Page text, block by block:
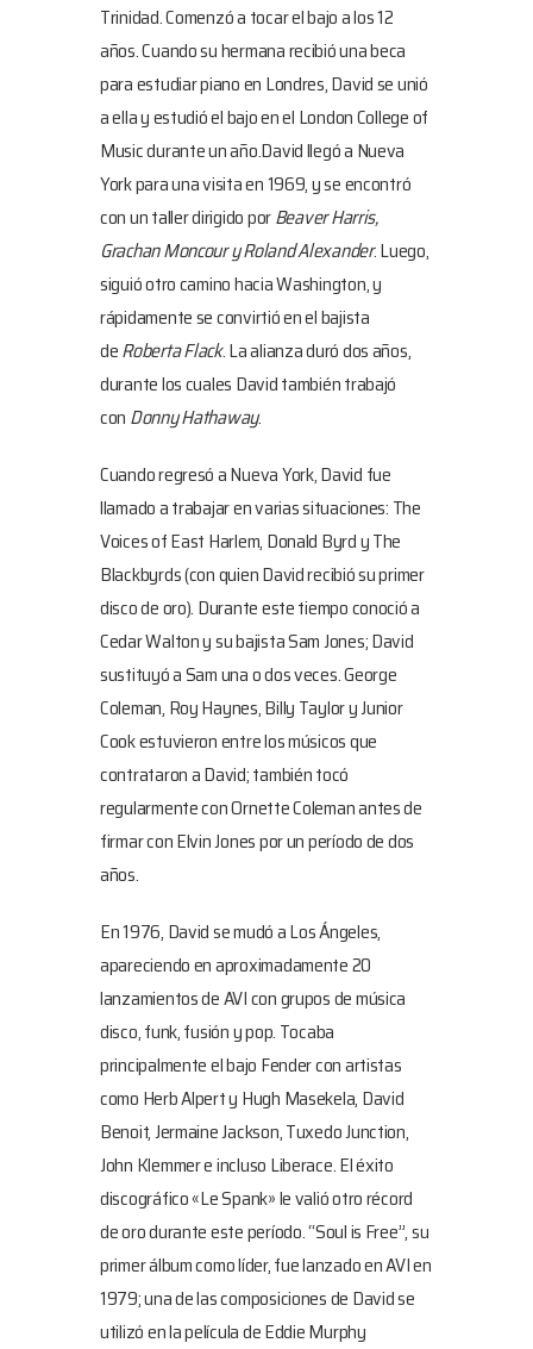
Trinidad. Comenzó a tocar el bajo a los 12
años. Cuando su hermana recibió una beca
para estudiar piano en Londres, David se unió
a ella y estudió el bajo en el London College of
Music durante un año.David llegó a Nueva
York para una visita en 1969, y se encontró
con un taller dirigido porBeaver Harris,
Grachan Moncour y Roland Alexander. Luego,
siguió otro camino hacia Washington, y
rápidamente se convirtió en el bajista
deRoberta Flack. La alianza duró dos años,
durante los cuales David también trabajó
con Donny Hathaway.
Cuando regresó a Nueva York, David fue
llamado a trabajar en varias situaciones: The
Voices of East Harlem, Donald Byrd y The
Blackbyrds (con quien David recibió su primer
disco de oro). Durante este tiempo conoció a
Cedar Walton y su bajista Sam Jones; David
sustituyó a Sam una o dos veces. George
Coleman, Roy Haynes, Billy Taylor y Junior
Cook estuvieron entre los músicos que
contrataron a David; también tocó
regularmente con Ornette Coleman antes de
firmar con Elvin Jones por un período de dos
años.
En 1976, David se mudó a Los Ángeles,
apareciendo en aproximadamente 20
lanzamientos de AVI con grupos de música
disco, funk, fusión y pop. Tocaba
principalmente el bajo Fender con artistas
como Herb Alpert y Hugh Masekela, David
Benoit, Jermaine Jackson, Tuxedo Junction,
John Klemmer e incluso Liberace. El éxito
discográfico «Le Spank» le valió otro récord
de oro durante este período. “Soul is Free”, su
primer álbum como líder, fue lanzado en AVI en
1979; una de las composiciones de David se
utilizó en la película de Eddie Murphy